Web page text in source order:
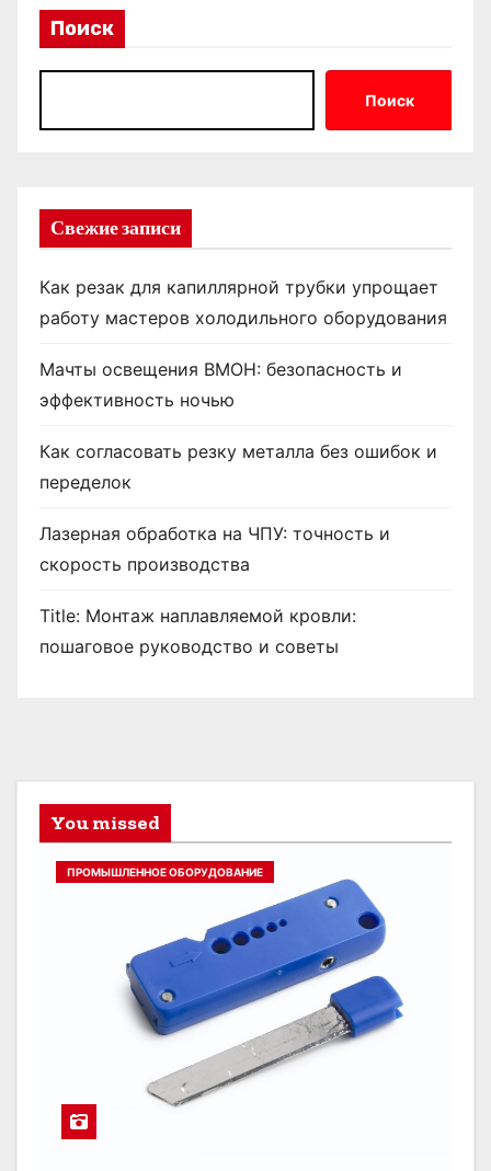
Поиск
Поиск
Свежие записи
Как резак для капиллярной трубки упрощает
работу мастеров холодильного оборудования
Мачты освещения ВМОН: безопасность и
эффективность ночью
Как согласовать резку металла без ошибок и
переделок
Лазерная обработка на ЧПУ: точность и
скорость производства
Title: Монтаж наплавляемой кровли:
пошаговое руководство и советы
You missed
ПРОМЫШЛЕННОЕ ОБОРУДОВАНИЕ